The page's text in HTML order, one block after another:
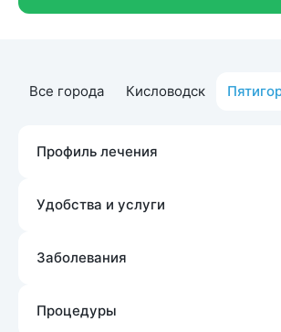
Все города Кисловодск
Профиль лечения
Удобства и услуги
Заболевания
Процедуры